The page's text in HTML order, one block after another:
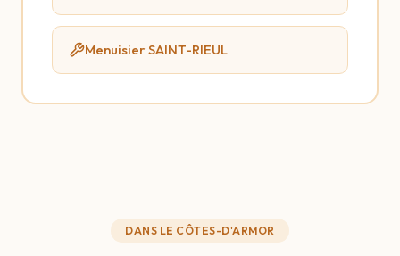
Menuisier SAINT-RIEUL
DANS LE CÔTES-D'ARMOR